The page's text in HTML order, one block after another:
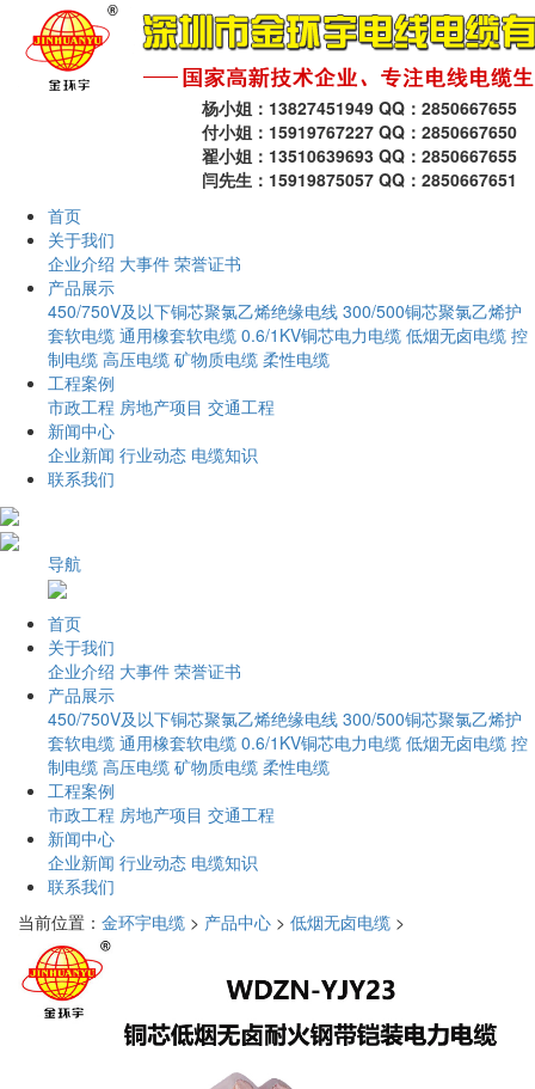
杨小姐：13827451949 QQ：2850667655
付小姐：15919767227 QQ：2850667650
翟小姐：13510639693 QQ：2850667655
闫先生：15919875057 QQ：2850667651
首页
关于我们
企业介绍 大事件 荣誉证书
产品展示
450/750V及以下铜芯聚氯乙烯绝缘电线 300/500铜芯聚氯乙烯护
套软电缆 通用橡套软电缆 0.6/1KV铜芯电力电缆 低烟无卤电缆 控
制电缆 高压电缆 矿物质电缆 柔性电缆
工程案例
市政工程 房地产项目 交通工程
新闻中心
企业新闻 行业动态 电缆知识
联系我们
导航
首页
关于我们
企业介绍 大事件 荣誉证书
产品展示
450/750V及以下铜芯聚氯乙烯绝缘电线 300/500铜芯聚氯乙烯护
套软电缆 通用橡套软电缆 0.6/1KV铜芯电力电缆 低烟无卤电缆 控
制电缆 高压电缆 矿物质电缆 柔性电缆
工程案例
市政工程 房地产项目 交通工程
新闻中心
企业新闻 行业动态 电缆知识
联系我们
当前位置： 金环宇电缆 > 产品中心 > 低烟无卤电缆 >